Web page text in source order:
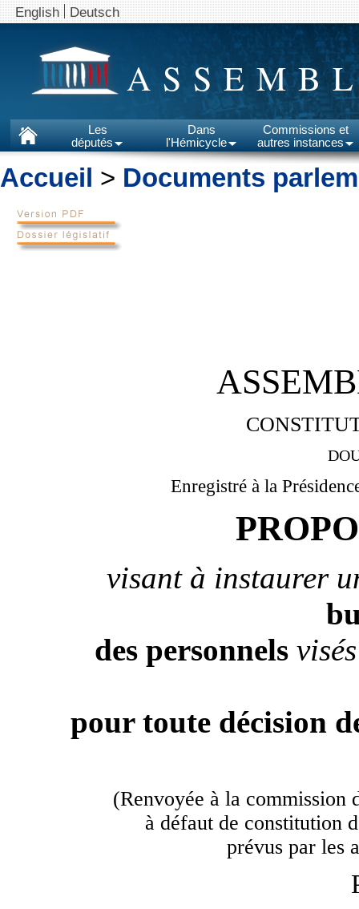
English Deutsch
Les
députés
Dans
l'Hémicycle
Commissions et
autres instances
Accueil > Documents
Enregistré à la
visant à instaurer
des personnels
pour toute décision
(Renvoyée à la commission
à défaut de constitution
prévus par les